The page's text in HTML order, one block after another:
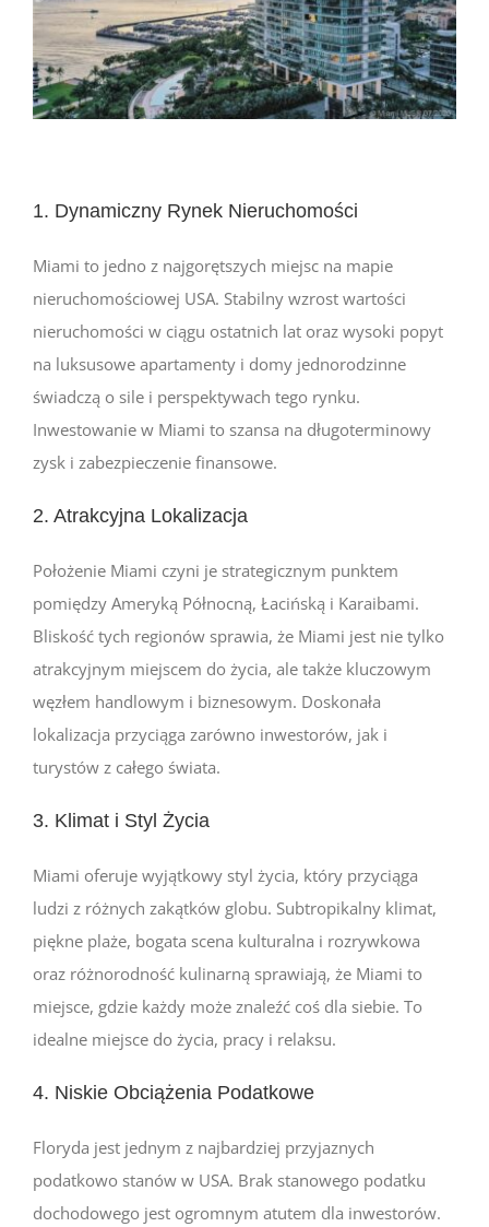
1. Dynamiczny Rynek Nieruchomości
Miami to jedno z najgorętszych miejsc na mapie
nieruchomościowej USA. Stabilny wzrost wartości
nieruchomości w ciągu ostatnich lat oraz wysoki popyt
na luksusowe apartamenty i domy jednorodzinne
świadczą o sile i perspektywach tego rynku.
Inwestowanie w Miami to szansa na długoterminowy
zysk i zabezpieczenie finansowe.
2. Atrakcyjna Lokalizacja
Położenie Miami czyni je strategicznym punktem
pomiędzy Ameryką Północną, Łacińską i Karaibami.
Bliskość tych regionów sprawia, że Miami jest nie tylko
atrakcyjnym miejscem do życia, ale także kluczowym
węzłem handlowym i biznesowym. Doskonała
lokalizacja przyciąga zarówno inwestorów, jak i
turystów z całego świata.
3. Klimat i Styl Życia
Miami oferuje wyjątkowy styl życia, który przyciąga
ludzi z różnych zakątków globu. Subtropikalny klimat,
piękne plaże, bogata scena kulturalna i rozrywkowa
oraz różnorodność kulinarną sprawiają, że Miami to
miejsce, gdzie każdy może znaleźć coś dla siebie. To
idealne miejsce do życia, pracy i relaksu.
4. Niskie Obciążenia Podatkowe
Floryda jest jednym z najbardziej przyjaznych
podatkowo stanów w USA. Brak stanowego podatku
dochodowego jest ogromnym atutem dla inwestorów.